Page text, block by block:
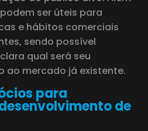
ser úteis para
e hábitos comerciais
sendo possível
qual será seu
ao mercado já existente.
para
de